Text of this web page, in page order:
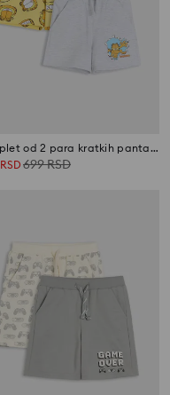
Komplet od 2 para kratkih pantalona Garfield
RSD 699RSD